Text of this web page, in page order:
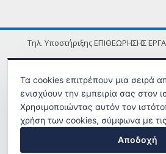
Τηλ. Υποστήριξης ΕΠΙΘΕΩΡΗΣΗΣ
Τα cookies επιτρέπουν μια σειρά
ενισχύουν την εμπειρία σας στον
Χρησιμοποιώντας αυτόν τον
χρήση των cookies, σύμφωνα με
Αποδοχή